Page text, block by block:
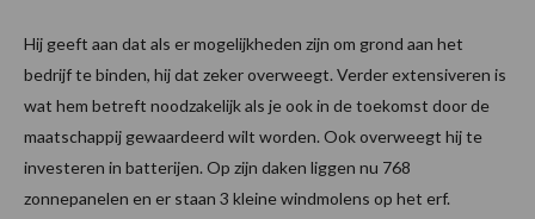
Hij geeft aan dat als er mogelijkheden zijn om grond aan het
bedrijf te binden, hij dat zeker overweegt. Verder extensiveren is
wat hem betreft noodzakelijk als je ook in de toekomst door de
maatschappij gewaardeerd wilt worden. Ook overweegt hij te
investeren in batterijen. Op zijn daken liggen nu 768
zonnepanelen en er staan 3 kleine windmolens op het erf.